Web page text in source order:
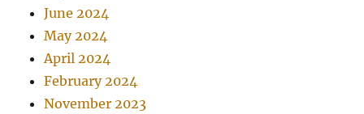
June 2024
May 2024
April 2024
February 2024
November 2023